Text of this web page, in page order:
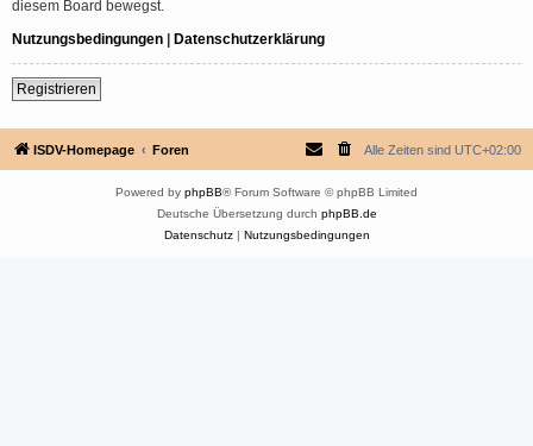
diesem Board bewegst.
Nutzungsbedingungen | Datenschutzerklärung
Registrieren
ISDV-Homepage Foren Alle Zeiten sind UTC+02:00
Powered by phpBB® Forum Software © phpBB Limited
Deutsche Übersetzung durch phpBB.de
Datenschutz| Nutzungsbedingungen